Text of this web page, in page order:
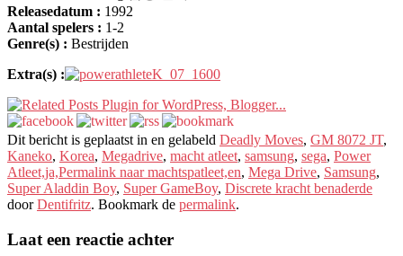
Releasedatum : 1992
Aantal spelers : 1-2
Genre(s) : Bestrijden
Extra(s) :
Dit bericht is geplaatst in en gelabeld Deadly Moves, GM 8072 JT,
Kaneko, Korea, Megadrive, macht atleet, samsung, sega, Power
Atleet,ja,Permalink naar machtspatleet,en, Mega Drive, Samsung,
Super Aladdin Boy, Super GameBoy, Discrete kracht benaderde
doorDentifritz. Bookmark de permalink.
Laat een reactie achter